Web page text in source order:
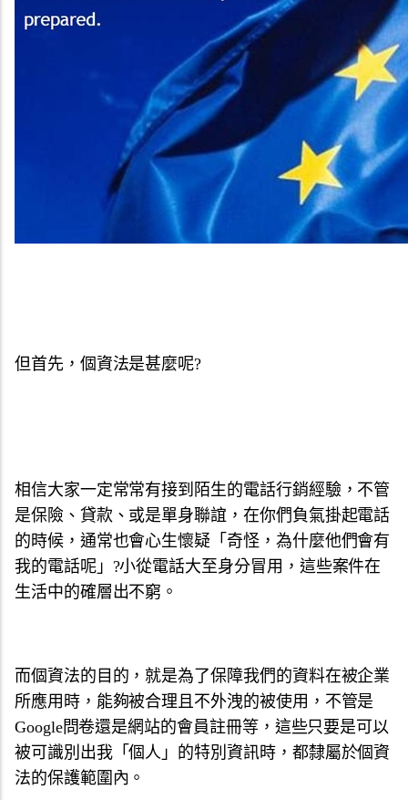
但首先，個資法是甚麼呢?
相信大家一定常常有接到陌生的電話行銷經驗，不管
是保險、貸款、或是單身聯誼，在你們負氣掛起電話
的時候，通常也會心生懷疑「奇怪，為什麼他們會有
我的電話呢」?小從電話大至身分冒用，這些案件在
生活中的確層出不窮。
而個資法的目的，就是為了保障我們的資料在被企業
所應用時，能夠被合理且不外洩的被使用，不管是
Google問卷還是網站的會員註冊等，這些只要是可以
被可識別出我「個人」的特別資訊時，都隸屬於個資
法的保護範圍內。